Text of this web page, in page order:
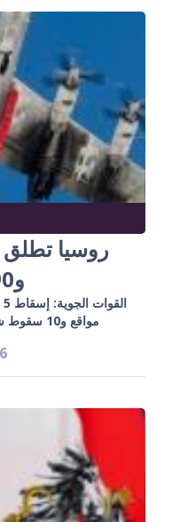
روسيا تطلق
و290 مسيرة على أوكرانيا
مواقع و10 سقوط شظايا - وصاروخان لم يصلا إلى أهدافهما